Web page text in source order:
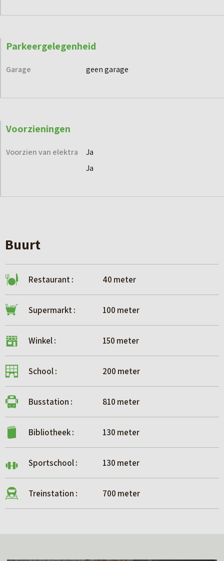
Parkeergelegenheid
Garage geen garage
Voorzieningen
Voorzien van elektra
Ja
Ja
Buurt
Restaurant : 40 meter
Supermarkt : 100 meter
Winkel : 150 meter
School : 200 meter
Busstation : 810 meter
Bibliotheek : 130 meter
Sportschool : 130 meter
Treinstation : 700 meter